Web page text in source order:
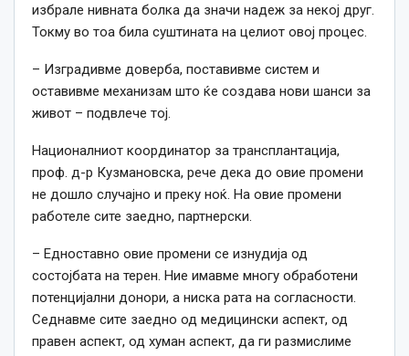
избрале нивната болка да значи надеж за некој друг.
Токму во тоа билa суштината на целиот овој процес.
– Изградивме доверба, поставивме систем и
оставивме механизам што ќе создава нови шанси за
живот – подвлече тој.
Националниот координатор за трансплантација,
проф. д-р Кузмановска, рече дека до овие промени
не дошло случајно и преку ноќ. На овие промени
работеле сите заедно, партнерски.
– Едноставно овие промени се изнудија од
состојбата на терен. Ние имавме многу обработени
потенцијални донори, а ниска рата на согласности.
Седнавме сите заедно од медицински аспект, од
правен аспект, од хуман аспект, да ги размислиме